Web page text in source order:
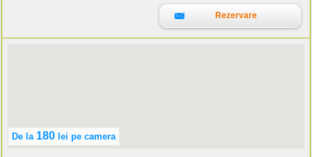
Rezervare
De la 180 lei pe camera